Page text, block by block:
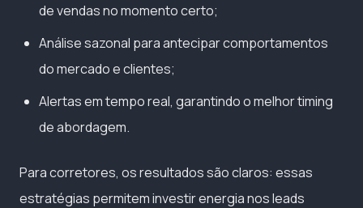
de vendas no momento certo;
Análise sazonal para antecipar comportamentos
do mercado e clientes;
Alertas em tempo real, garantindo o melhor timing
de abordagem.
Para corretores, os resultados são claros: essas
estratégias permitem investir energia nos leads